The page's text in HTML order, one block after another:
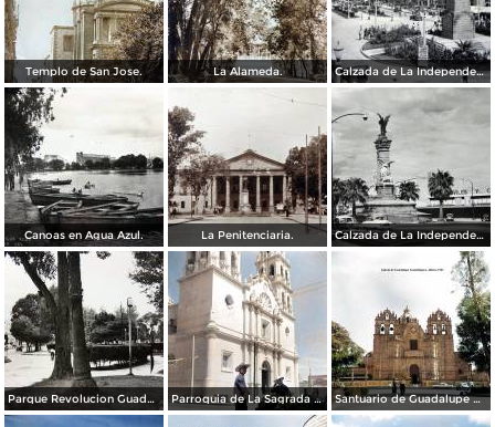
Templo de San Jose. La Alameda. Calzada de La Independencia y Mto. a Juarez Guadalajara, Jalisco. ( Circulada el 5 de Septiembre de 1929 ).
Canoas en Agua Azul. La Penitenciaria. Calzada de La Independencia Guadalajara, Jalisco.
Parque Revolucion Guadalajara, Jalisco. Parroquia de La Sagrada familia Guadalajara, Jalisco 1961. Santuario de Guadalupe Guadalajara, Jalisco 1961.